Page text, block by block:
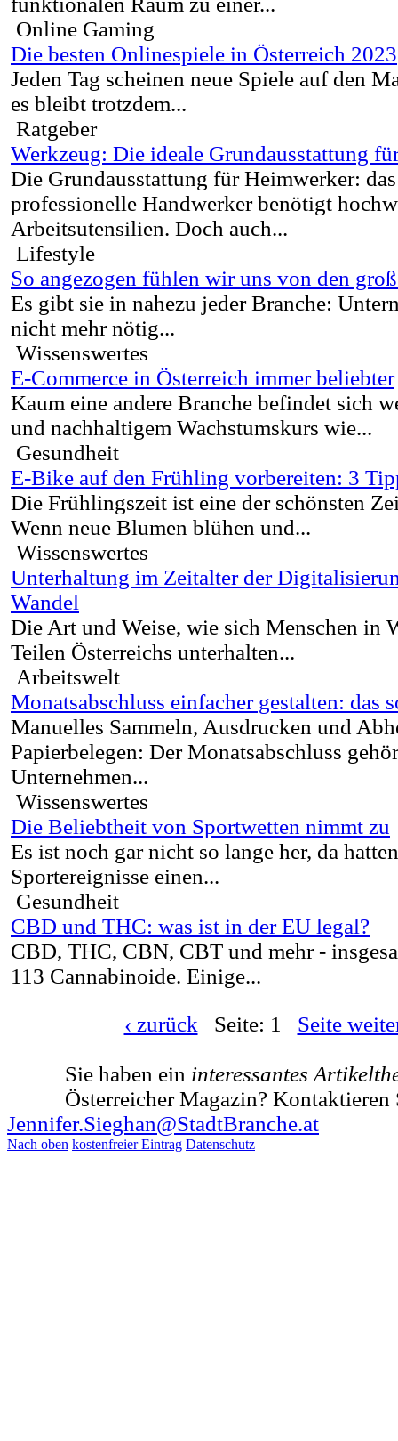
Online Gaming
Die besten Onlinespiele in Österreich 2023
Jeden Tag scheinen neue Spiele auf den
es bleibt trotzdem...
Ratgeber
Werkzeug: Die ideale Grundausstattung
Die Grundausstattung für Heimwerker:
professionelle Handwerker benötigt
Arbeitsutensilien. Doch auch...
Lifestyle
So angezogen fühlen wir uns von den
Es gibt sie in nahezu jeder Branche:
nicht mehr nötig...
Wissenswertes
E-Commerce in Österreich immer beliebter
Kaum eine andere Branche befindet sich
und nachhaltigem Wachstumskurs wie...
Gesundheit
E-Bike auf den Frühling vorbereiten: 3
Die Frühlingszeit ist eine der schönsten
Wenn neue Blumen blühen und...
Wissenswertes
Unterhaltung im Zeitalter der
Wandel
Die Art und Weise, wie sich Menschen in
Teilen Österreichs unterhalten...
Arbeitswelt
Monatsabschluss einfacher gestalten: das
Manuelles Sammeln, Ausdrucken und
Papierbelegen: Der Monatsabschluss
Unternehmen...
Wissenswertes
Die Beliebtheit von Sportwetten nimmt zu
Es ist noch gar nicht so lange her, da
Sportereignisse einen...
Gesundheit
CBD und THC: was ist in der EU legal?
CBD, THC, CBN, CBT und mehr -
113 Cannabinoide. Einige...
‹ zurück Seite: 1 Seite
Sie haben ein interessantes
Österreicher Magazin? Kontaktieren
Jennifer.Sieghan@StadtBranche.at
Nach oben kostenfreier Eintrag Datenschutz